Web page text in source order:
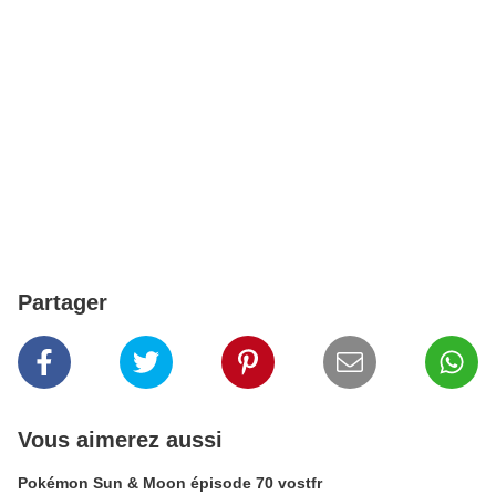
Partager
Vous aimerez aussi
Pokémon Sun & Moon épisode 70 vostfr